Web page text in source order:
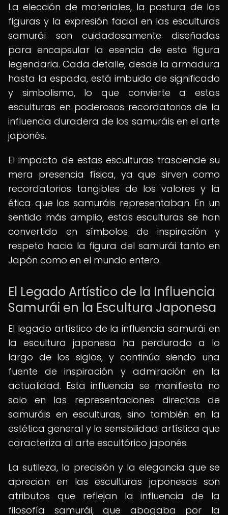
La elección de materiales, la postura de las
figuras y la expresión facial en las esculturas
samurái son cuidadosamente diseñadas
para encapsular la esencia de esta figura
legendaria. Cada detalle, desde la armadura
hasta la espada, está imbuido de significado
y simbolismo, lo que convierte a estas
esculturas en poderosos recordatorios de la
influencia duradera de los samuráis en el arte
japonés.
El impacto de estas esculturas trasciende su
mera presencia física, ya que sirven como
recordatorios tangibles de los valores y la
ética que los samuráis representaban. En un
sentido más amplio, estas esculturas se han
convertido en símbolos de inspiración y
respeto hacia la figura del samurái tanto en
Japón como en el mundo entero.
El Legado Artístico de la Influencia
Samurái en la Escultura Japonesa
El legado artístico de la influencia samurái en
la escultura japonesa ha perdurado a lo
largo de los siglos, y continúa siendo una
fuente de inspiración y admiración en la
actualidad. Esta influencia se manifiesta no
solo en las representaciones directas de
samuráis en esculturas, sino también en la
estética general y la sensibilidad artística que
caracteriza al arte escultórico japonés.
La sutileza, la precisión y la elegancia que se
aprecian en las esculturas japonesas son
atributos que reflejan la influencia de la
filosofía samurái, que abogaba por la